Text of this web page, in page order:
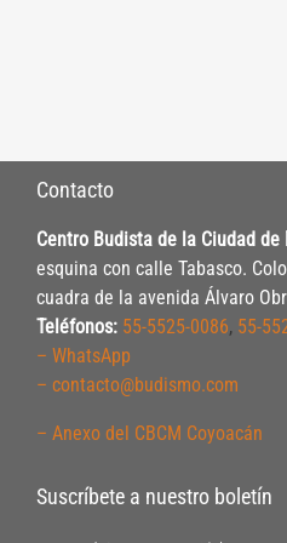
Contacto
Centro Budista de la Ciudad de
esquina con calle Tabasco.
cuadra de la avenida Álvaro
Teléfonos: 55-5525-0086, 55-
– WhatsApp
– contacto@budismo.com
– Anexo del CBCM Coyoacán
Suscríbete a nuestro boletín